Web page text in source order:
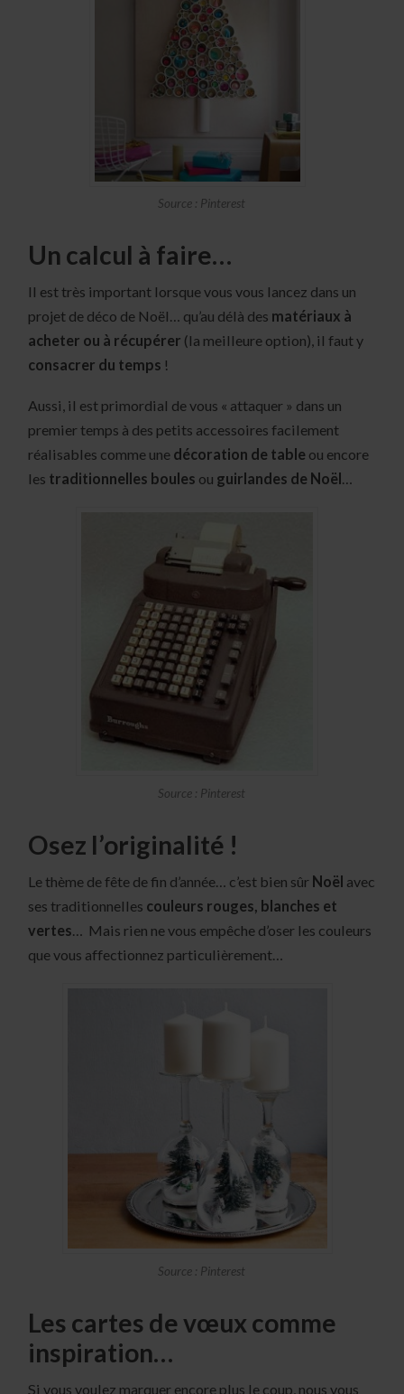
Source : Pinterest
Un calcul à faire…
Il est très important lorsque vous vous lancez dans un
projet de déco de Noël… qu’au délà des matériaux à
acheter ou à récupérer (la meilleure option), il faut y
consacrer du temps !
Aussi, il est primordial de vous « attaquer » dans un
premier temps à des petits accessoires facilement
réalisables comme une décoration de table ou encore
les traditionnelles boules ou guirlandes de Noël…
Source : Pinterest
Osez l’originalité !
Le thème de fête de fin d’année… c’est bien sûr Noël avec
ses traditionnelles couleurs rouges, blanches et
vertes… Mais rien ne vous empêche d’oser les couleurs
que vous affectionnez particulièrement…
Source : Pinterest
Les cartes de vœux comme
inspiration…
Si vous voulez marquer encore plus le coup, nous vous